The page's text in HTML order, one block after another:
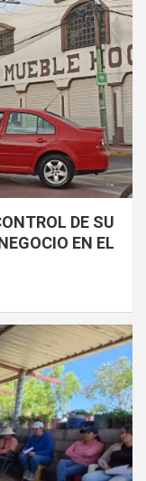
DE SU
EN EL